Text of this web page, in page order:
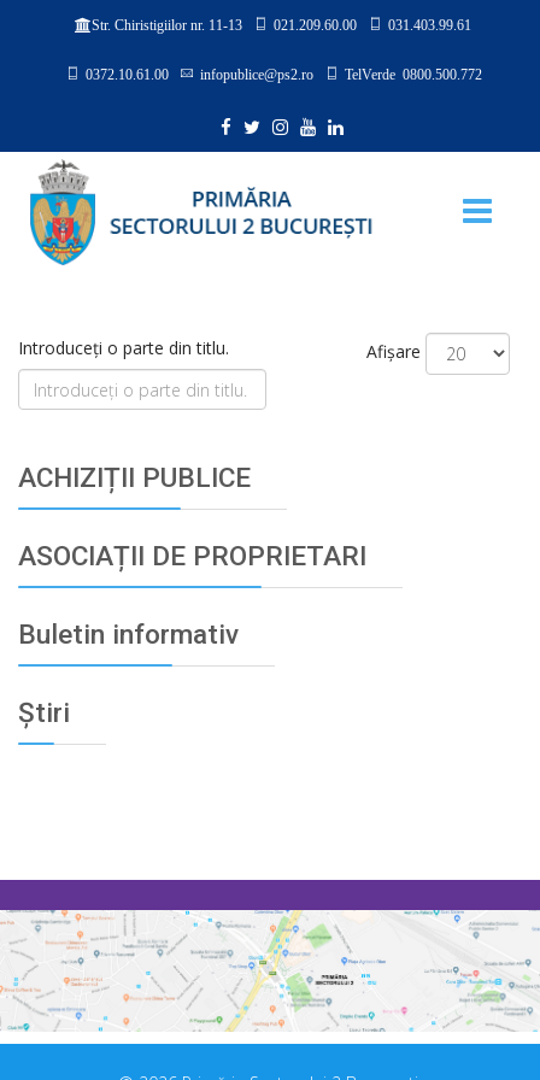
Str. Chiristigiilor nr. 11-13 021.209.60.00 031.403.99.61
0372.10.61.00 infopublice@ps2.ro TelVerde 0800.500.772
Introduceți o parte din titlu. Afișare
ACHIZIȚII PUBLICE
ASOCIAȚII DE PROPRIETARI
Buletin informativ
Știri